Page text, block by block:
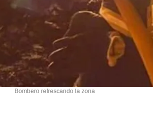
Bombero refrescando la zona